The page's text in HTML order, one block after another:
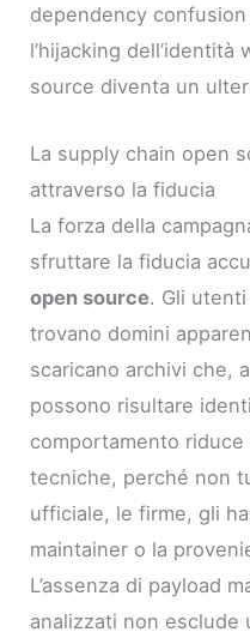
dependency
l’hijacking
source diventa un
La supply chain open
attraverso la fiducia
La forza della
sfruttare la fiducia
open source. Gli
trovano domini
scaricano archivi che,
possono risultare
comportamento
tecniche, perché non
ufficiale, le firme, gli
maintainer o la
L’assenza di payload
analizzati non esclude